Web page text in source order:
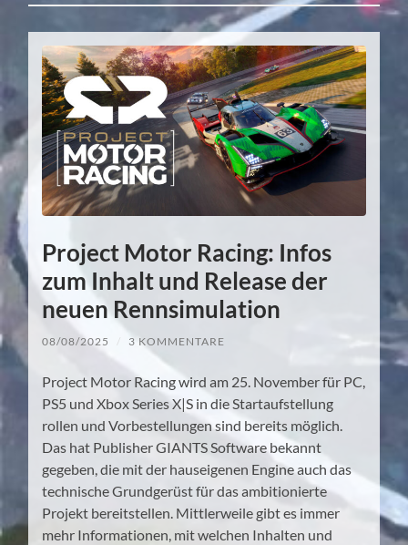
Project Motor Racing: Infos
zum Inhalt und Release der
neuen Rennsimulation
08/08/2025 / 3 KOMMENTARE
Project Motor Racing wird am 25. November für PC,
PS5 und Xbox Series X|S in die Startaufstellung
rollen und Vorbestellungen sind bereits möglich.
Das hat Publisher GIANTS Software bekannt
gegeben, die mit der hauseigenen Engine auch das
technische Grundgerüst für das ambitionierte
Projekt bereitstellen. Mittlerweile gibt es immer
mehr Informationen, mit welchen Inhalten und